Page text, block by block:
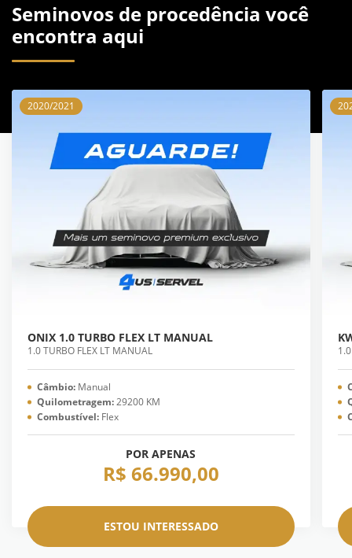
Seminovos de procedência você
encontra aqui
2020/2021
ONIX 1.0 TURBO FLEX LT MANUAL
1.0 TURBO FLEX LT MANUAL
Câmbio: Manual
Quilometragem:29200 KM
Combustível: Flex
POR APENAS
R$ 66.990,00
ESTOU INTERESSADO